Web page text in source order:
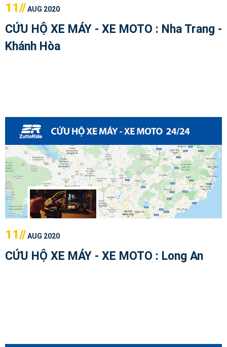
11//AUG 2020
CỨU HỘ XE MÁY - XE MOTO : Nha Trang -
Khánh Hòa
11//AUG 2020
CỨU HỘ XE MÁY - XE MOTO : Long An